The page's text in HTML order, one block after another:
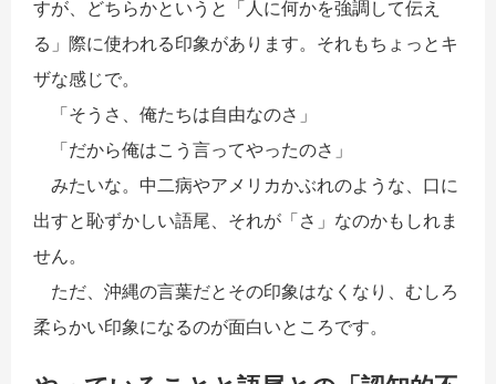
すが、どちらかというと「人に何かを強調して伝え
る」際に使われる印象があります。それもちょっとキ
ザな感じで。
「そうさ、俺たちは自由なのさ」
「だから俺はこう言ってやったのさ」
みたいな。中二病やアメリカかぶれのような、口に
出すと恥ずかしい語尾、それが「さ」なのかもしれま
せん。
ただ、沖縄の言葉だとその印象はなくなり、むしろ
柔らかい印象になるのが面白いところです。